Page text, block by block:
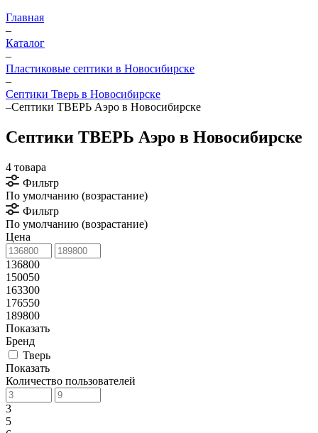
Главная
–
Каталог
–
Пластиковые септики в Новосибирске
–
Септики Тверь в Новосибирске
–Септики ТВЕРЬ Аэро в Новосибирске
Септики ТВЕРЬ Аэро в Новосибирске
4 товара
Фильтр
По умолчанию (возрастание)
Фильтр
По умолчанию (возрастание)
Цена
136800
150050
163300
176550
189800
Показать
Бренд
Тверь
Показать
Количество пользователей
3
5